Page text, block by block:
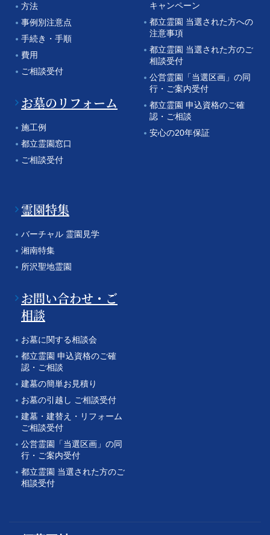
方法
事例別注意点
手続き・手順
費用
ご相談受付
お墓のリフォーム
施工例
都立霊園窓口
ご相談受付
キャンペーン
都立霊園 当選された方への
注意事項
都立霊園 当選された方のご
相談受付
公営霊園「当選区画」の同
行・ご案内受付
都立霊園 申込資格のご確
認・ご相談
安心の20年保証
霊園特集
バーチャル 霊園見学
湘南特集
所沢聖地霊園
お問い合わせ・ご
相談
お墓に関する相談会
都立霊園 申込資格のご確
認・ご相談
建墓の簡単お見積り
お墓の引越し ご相談受付
建墓・建替え・リフォーム
ご相談受付
公営霊園「当選区画」の同
行・ご案内受付
都立霊園 当選された方のご
相談受付